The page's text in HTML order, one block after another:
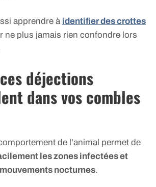
apprendre à identifier des crottes
ne plus jamais rien confondre lors
déjections
dans vos combles
de l’animal permet de
les zones infectées et
nocturnes.